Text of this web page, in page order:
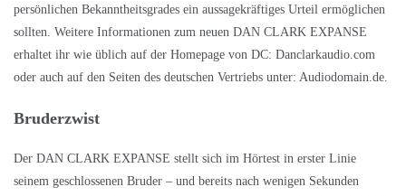
persönlichen Bekanntheitsgrades ein aussagekräftiges Urteil ermöglichen
sollten. Weitere Informationen zum neuen DAN CLARK EXPANSE
erhaltet ihr wie üblich auf der Homepage von DC: Danclarkaudio.com
oder auch auf den Seiten des deutschen Vertriebs unter: Audiodomain.de.
Bruderzwist
Der DAN CLARK EXPANSE stellt sich im Hörtest in erster Linie
seinem geschlossenen Bruder – und bereits nach wenigen Sekunden